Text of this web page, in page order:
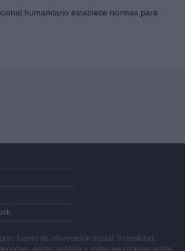
humanitario establece normas para
fuente de información social. Actualidad,
gente, política y todas las noticias sobre